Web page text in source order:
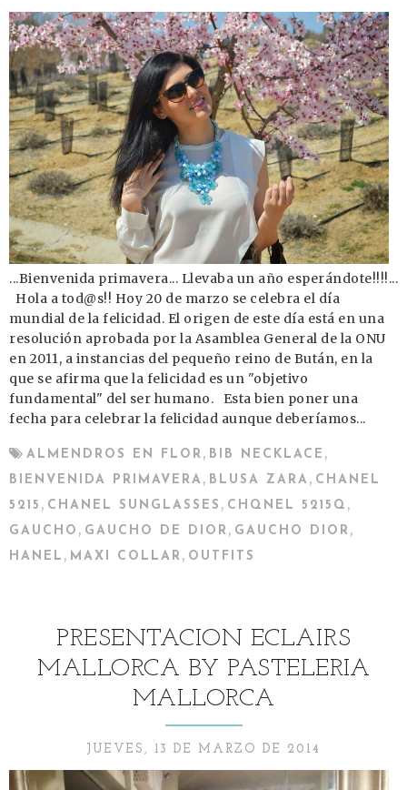
...Bienvenida primavera... Llevaba un año esperándote!!!!...
Hola a tod@s!! Hoy 20 de marzo se celebra el día
mundial de la felicidad. El origen de este día está en una
resolución aprobada por la Asamblea General de la ONU
en 2011, a instancias del pequeño reino de Bután, en la
que se afirma que la felicidad es un "objetivo
fundamental" del ser humano. Esta bien poner una
fecha para celebrar la felicidad aunque deberíamos...
ALMENDROS EN FLOR , BIB NECKLACE ,
BIENVENIDA PRIMAVERA , BLUSA ZARA , CHANEL
5215 , CHANEL SUNGLASSES , CHQNEL 5215Q ,
GAUCHO , GAUCHO DE DIOR , GAUCHO DIOR ,
HANEL , MAXI COLLAR , OUTFITS
PRESENTACION ECLAIRS
MALLORCA BY PASTELERIA
MALLORCA
JUEVES, 13 DE MARZO DE 2014